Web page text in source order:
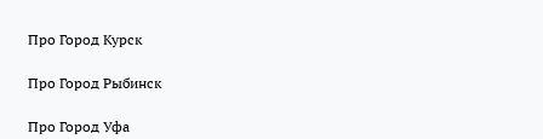
Про Город Курск
Про Город Рыбинск
Про Город Уфа